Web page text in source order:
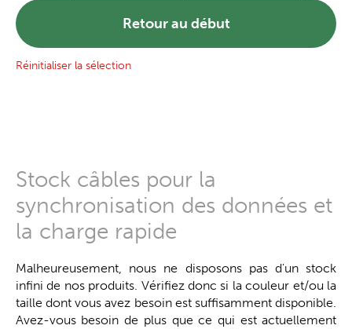
Retour au début
Réinitialiser la sélection
Stock câbles pour la
synchronisation des données et
la charge rapide
Malheureusement, nous ne disposons pas d'un stock
infini de nos produits. Vérifiez donc si la couleur et/ou la
taille dont vous avez besoin est suffisamment disponible.
Avez-vous besoin de plus que ce qui est actuellement